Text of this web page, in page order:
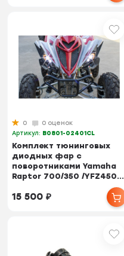
0
0 оценок
Артикул: B0801-02401CL
Комплект тюнинговых
диодных фар с
поворотниками Yamaha
Raptor 700/350 /YFZ450...
15 500₽